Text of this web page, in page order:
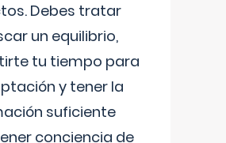
Debes tratar
un equilibrio,
tu tiempo para
y tener la
suficiente
conciencia de